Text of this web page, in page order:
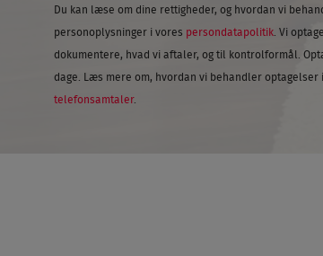
Du kan læse om dine rettigheder, og hvordan vi
personoplysninger i vores persondatapolitik. Vi
dokumentere, hvad vi aftaler, og til kontrolformål.
dage. Læs mere om, hvordan vi behandler optagelser
telefonsamtaler.